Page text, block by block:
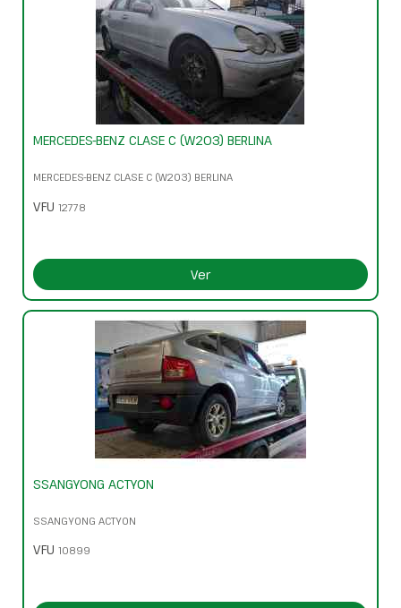
MERCEDES-BENZ CLASE C (W203) BERLINA
MERCEDES-BENZ CLASE C (W203) BERLINA
VFU 12778
Ver
SSANGYONG ACTYON
SSANGYONG ACTYON
VFU 10899